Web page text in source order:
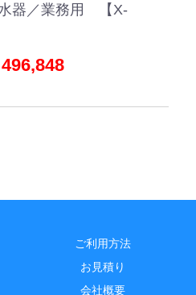
器／業務用 【X-
ご利用方法
お見積り
会社概要